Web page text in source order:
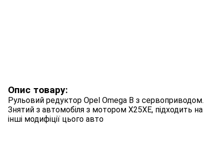
Опис товару:
Рульовий редуктор Opel Omega B з сервоприводом.
Знятий з автомобіля з мотором X25XE, підходить на
інші модифіції цього авто